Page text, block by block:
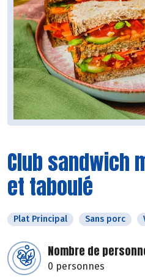
Club sandwich
et taboulé
Plat Principal Sans porc
Nombre de
0 personnes